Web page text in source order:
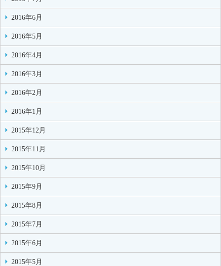
2016年6月
2016年5月
2016年4月
2016年3月
2016年2月
2016年1月
2015年12月
2015年11月
2015年10月
2015年9月
2015年8月
2015年7月
2015年6月
2015年5月